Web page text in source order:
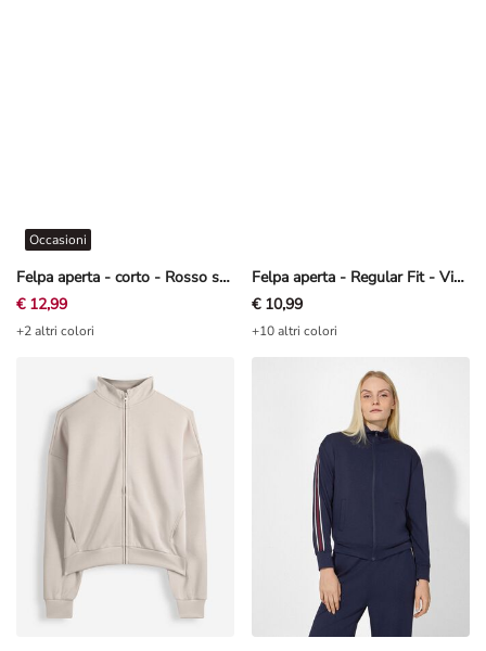
Felpa aperta - corto - Rosso scuro
Occasioni
€ 12,99
+2 altri colori
Felpa aperta - Regular Fit - Viola
€ 10,99
+10 altri colori